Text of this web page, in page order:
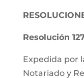
Resolución
Expedida por
Notariado y